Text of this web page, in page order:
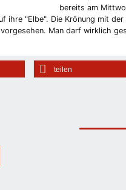
bereits am
ihre "Elbe". Die Krönung mit
Man darf wirklich
teilen